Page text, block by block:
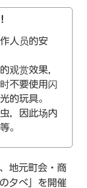
人员的安
观赏效果，
不要使用闪
的玩具。
，因此场内
。
地元町会・商
夕べ」を開催